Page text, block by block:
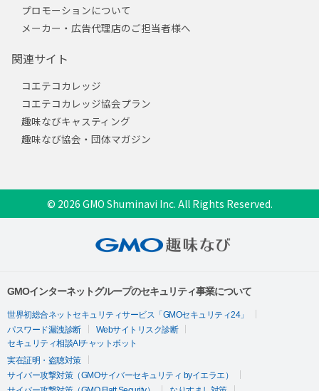
プロモーションについて
メーカー・広告代理店のご担当者様へ
関連サイト
コエテコカレッジ
コエテコカレッジ協会プラン
趣味なびキャスティング
趣味なび協会・団体マガジン
© 2026 GMO Shuminavi Inc. All Rights Reserved.